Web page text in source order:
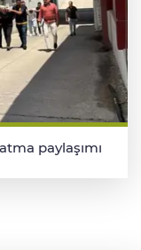
paylaşımı